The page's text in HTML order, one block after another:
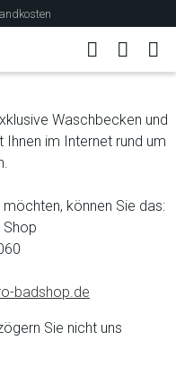
Waschbecken und
im Internet rund um
können Sie das:
Shop
badshop.de
Sie nicht uns